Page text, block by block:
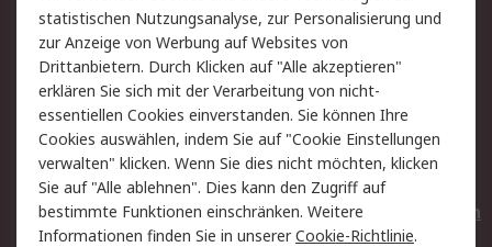
Hilfe
Privatkunden
Rechtliches
AGB
Datenschutz
Cookie-Richtlinie
Zahlungsbedingungen
Copyright/Impressum
Entsorgung
Elektrogeräte/Batterien
statistischen Nutzungsanalyse, zur Personalisierung und
zur Anzeige von Werbung auf Websites von
Drittanbietern. Durch Klicken auf "Alle akzeptieren"
erklären Sie sich mit der Verarbeitung von nicht-
essentiellen Cookies einverstanden. Sie können Ihre
Cookies auswählen, indem Sie auf "Cookie Einstellungen
verwalten" klicken. Wenn Sie dies nicht möchten, klicken
Sie auf "Alle ablehnen". Dies kann den Zugriff auf
bestimmte Funktionen einschränken. Weitere
Informationen finden Sie in unsererCookie-Richtlinie.